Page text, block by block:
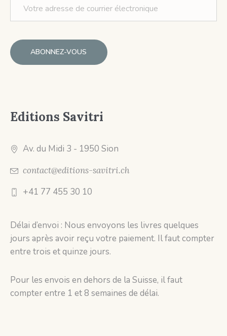
Editions Savitri
Av. du Midi 3 - 1950 Sion
contact@editions-savitri.ch
+41 77 455 30 10
Délai d’envoi : Nous envoyons les livres quelques
jours après avoir reçu votre paiement. Il faut compter
entre trois et quinze jours.
Pour les envois en dehors de la Suisse, il faut
compter entre 1 et 8 semaines de délai.